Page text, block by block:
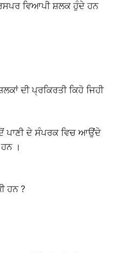
ਵਿਆਪੀ ਸ਼ਲਕ ਹੁੰਦੇ ਹਨ
ਦੀ ਪ੍ਰਕਿਰਤੀ ਕਿਹੋ ਜਿਹੀ
ਪਾਣੀ ਦੇ ਸੰਪਰਕ ਵਿਚ ਆਉਂਦੇ
।
ਹਨ ?